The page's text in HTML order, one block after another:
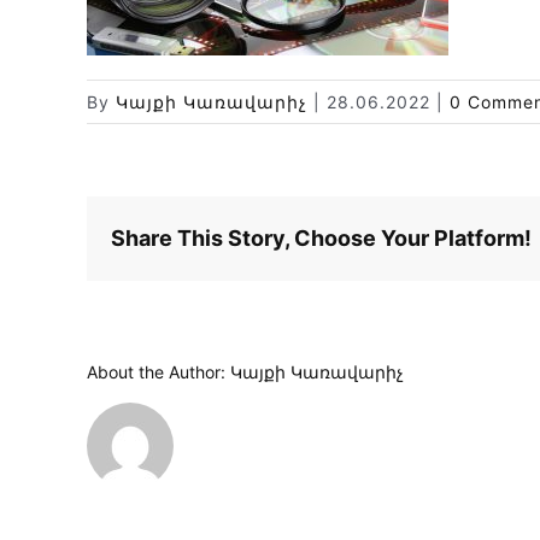
By Կայքի Կառավարիչ 28.06.2022 0
Share This Story, Choose Your Platform!
About the Author: Կայքի Կառավարիչ